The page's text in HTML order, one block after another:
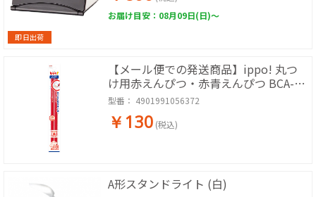
即日出荷
お届け目安：08月09日(日)～
【メール便での発送商品】ippo! 丸つ
け用赤えんぴつ・赤青えんぴつ BCA-
260 (2本)
型番： 4901991056372
￥130 (税込)
A形スタンドライト (白)